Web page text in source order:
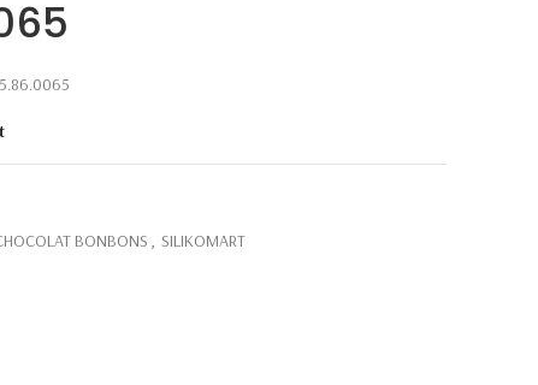
BONBONS , SILIKOMART